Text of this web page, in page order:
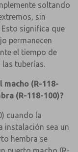
soltando
sin
significa que
permanecen
el tiempo de
tuberías.
macho (R-118-
(R-118-100)?
cuando la
instalación sea un
hembra se